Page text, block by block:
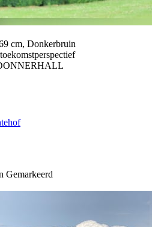
cm, Donkerbruin
Gemarkeerd